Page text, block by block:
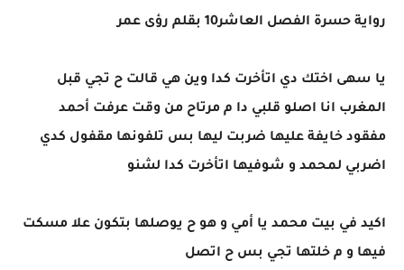
رواية حسرة الفصل العاشر10 بقلم رؤى عمر
يا سهى اختك دي اتأخرت كدا وين هي قالت ح تجي قبل
المغرب انا اصلو قلبي دا م مرتاح من وقت عرفت أحمد
مفقود خايفة عليها ضربت ليها بس تلفونها مقفول كدي
اضربي لمحمد و شوفيها اتأخرت كدا لشنو
اكيد في بيت محمد يا أمي و هو ح يوصلها بتكون علا مسكت
فيها و م خلتها تجي بس ح اتصل